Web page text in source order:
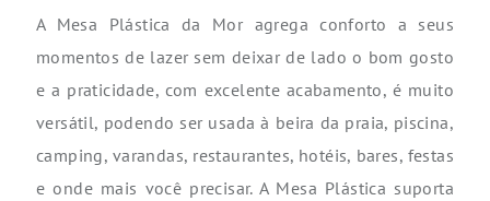
A Mesa Plástica da Mor agrega conforto a seus
momentos de lazer sem deixar de lado o bom gosto
e a praticidade, com excelente acabamento, é muito
versátil, podendo ser usada à beira da praia, piscina,
camping, varandas, restaurantes, hotéis, bares, festas
e onde mais você precisar. A Mesa Plástica suporta